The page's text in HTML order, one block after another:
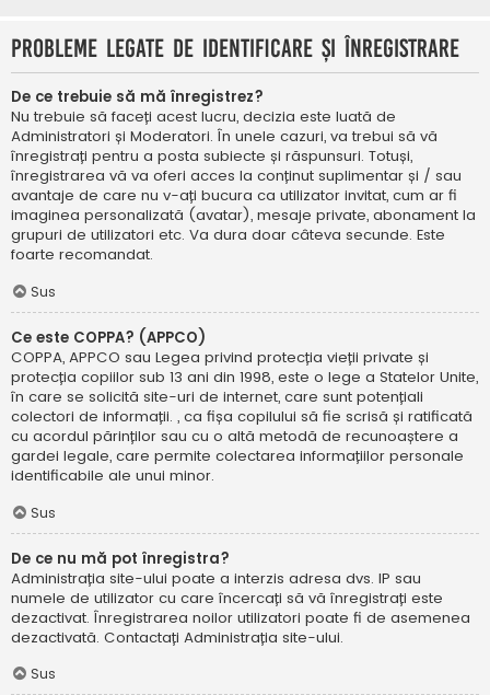
Probleme legate de identificare și înregistrare
De ce trebuie să mă înregistrez?
Nu trebuie să faceți acest lucru, decizia este luată de
Administratori și Moderatori. În unele cazuri, va trebui să vă
înregistrați pentru a posta subiecte și răspunsuri. Totuși,
înregistrarea vă va oferi acces la conținut suplimentar și / sau
avantaje de care nu v-ați bucura ca utilizator invitat, cum ar fi
imaginea personalizată (avatar), mesaje private, abonament la
grupuri de utilizatori etc. Va dura doar câteva secunde. Este
foarte recomandat.
Sus
Ce este COPPA? (APPCO)
COPPA, APPCO sau Legea privind protecția vieții private și
protecția copiilor sub 13 ani din 1998, este o lege a Statelor Unite,
în care se solicită site-uri de internet, care sunt potențiali
colectori de informații. , ca fișa copilului să fie scrisă și ratificată
cu acordul părinților sau cu o altă metodă de recunoaștere a
gardei legale, care permite colectarea informațiilor personale
identificabile ale unui minor.
Sus
De ce nu mă pot înregistra?
Administrația site-ului poate a interzis adresa dvs. IP sau
numele de utilizator cu care încercați să vă înregistrați este
dezactivat. Înregistrarea noilor utilizatori poate fi de asemenea
dezactivată. Contactați Administrația site-ului.
Sus